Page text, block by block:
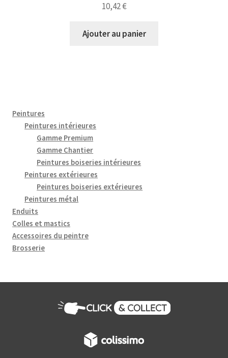
10,42€
Ajouter au panier
Peintures
Peintures intérieures
Gamme Premium
Gamme Chantier
Peintures boiseries intérieures
Peintures extérieures
Peintures boiseries extérieures
Peintures métal
Enduits
Colles et mastics
Accessoires du peintre
Brosserie